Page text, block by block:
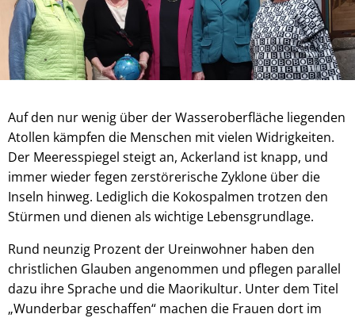
Auf den nur wenig über der Wasseroberfläche liegenden
Atollen kämpfen die Menschen mit vielen Widrigkeiten.
Der Meeresspiegel steigt an, Ackerland ist knapp, und
immer wieder fegen zerstörerische Zyklone über die
Inseln hinweg. Lediglich die Kokospalmen trotzen den
Stürmen und dienen als wichtige Lebensgrundlage.
Rund neunzig Prozent der Ureinwohner haben den
christlichen Glauben angenommen und pflegen parallel
dazu ihre Sprache und die Maorikultur. Unter dem Titel
„Wunderbar geschaffen“ machen die Frauen dort im